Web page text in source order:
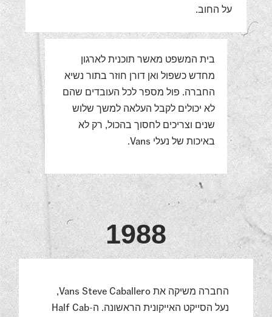
בית המשפט מאשר תוכנית לארגון
מחדש כשפול ואן דורן חוזר בתור נשיא
החברה. פול מספר לכל העובדים שהם
לא יכולים לקבל העלאה למשך שלוש
שנים וצריכים לחסוך בהכול, רק לא
באיכות של נעלי Vans.
על החוב.
1988
החברה משיקה את Vans Steve Caballero,
נעל הסייקט האייקונית הראשונה. ה-Half Cab